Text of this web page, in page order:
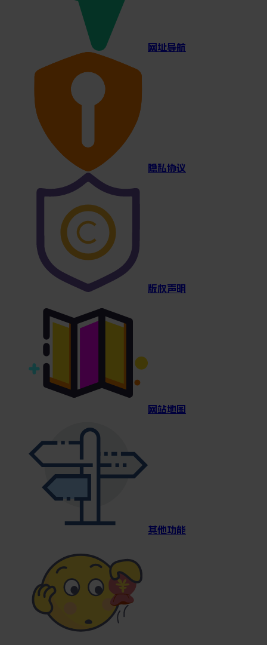
网址导航
隐私协议
版权声明
网站地图
其他功能